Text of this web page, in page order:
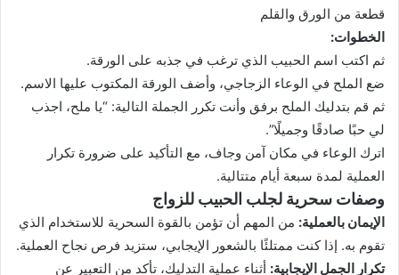
قطعة من الورق والقلم
الخطوات:
ثم اكتب اسم الحبيب الذي ترغب في جذبه على الورقة.
ضع الملح في الوعاء الزجاجي، وأضف الورقة المكتوب عليها الاسم.
ثم قم بتدليك الملح برفق وأنت تكرر الجملة التالية: “يا ملح، اجذب
لي حبًا صادقًا وجميلًا”.
اترك الوعاء في مكان آمن وجاف، مع التأكيد على ضرورة تكرار
العملية لمدة سبعة أيام متتالية.
وصفات سحرية لجلب الحبيب للزواج
الإيمان بالعملية: من المهم أن تؤمن بالقوة السحرية للاستخدام الذي
تقوم به. إذا كنت ممتلئًا بالشعور الإيجابي، ستزيد فرص نجاح العملية.
تكرار الجمل الإيجابية: أثناء عملية التدليك، تأكد من التعبير عن